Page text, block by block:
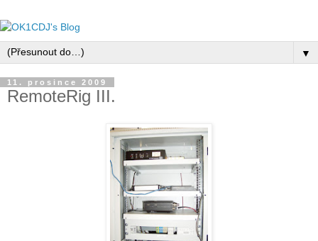
▼
11. prosince 2009
RemoteRig III.